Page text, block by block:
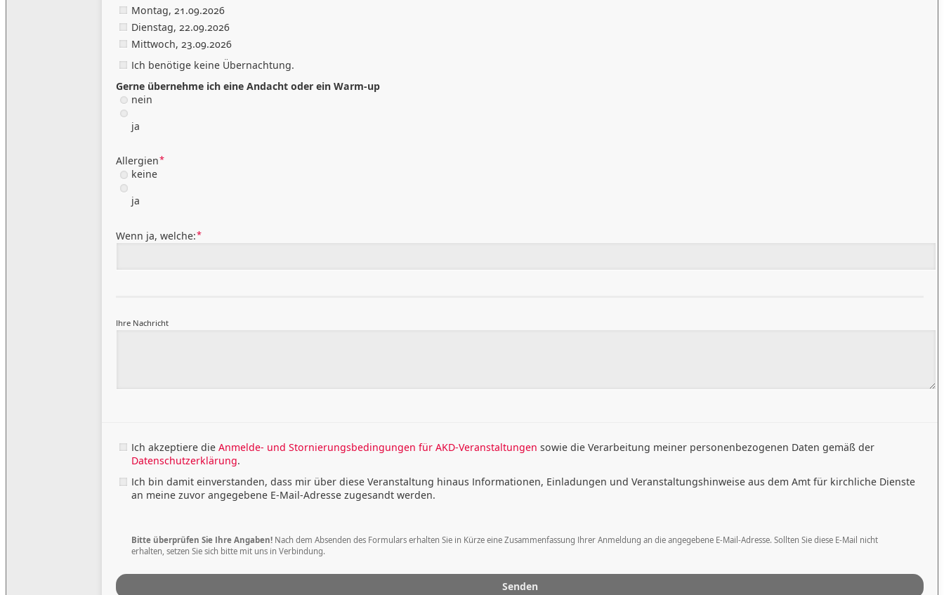
Montag, 21.09.2026
Dienstag, 22.09.2026
Mittwoch, 23.09.2026
Ich benötige keine Übernachtung.
Gerne übernehme ich eine Andacht oder ein Warm-up
nein
ja
Allergien*
keine
ja
Wenn ja, welche:*
Ihre Nachricht
Ich akzeptiere die Anmelde- und Stornierungsbedingungen für AKD-Veranstaltungen sowie die Verarbeitung meiner personenbezogenen Daten gemäß der
Datenschutzerklärung.
Ich bin damit einverstanden, dass mir über diese Veranstaltung hinaus Informationen, Einladungen und Veranstaltungshinweise aus dem Amt für kirchliche Dienste
an meine zuvor angegebene E-Mail-Adresse zugesandt werden.
Bitte überprüfen Sie Ihre Angaben! Nach dem Absenden des Formulars erhalten Sie in Kürze eine Zusammenfassung Ihrer Anmeldung an die angegebene E-Mail-Adresse. Sollten Sie diese E-Mail nicht
erhalten, setzen Sie sich bitte mit uns in Verbindung.